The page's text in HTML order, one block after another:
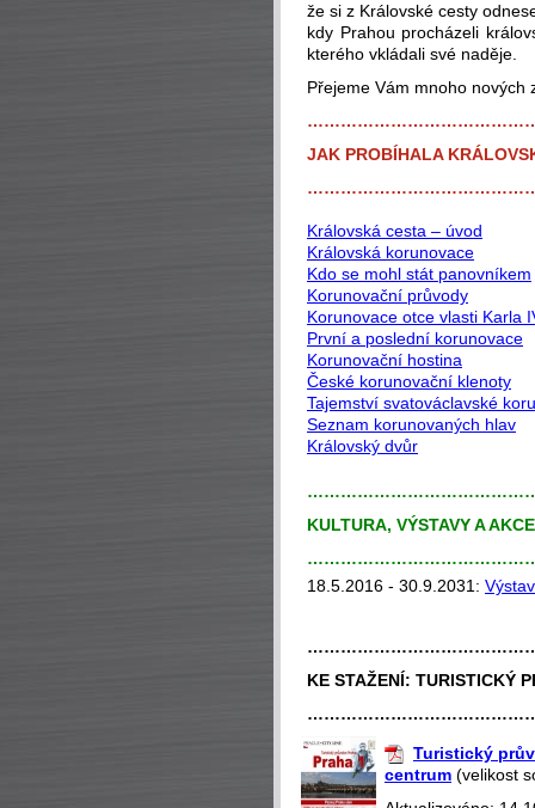
že si z Královské cesty
kdy Prahou procházeli
kterého vkládali své naděje.
Přejeme Vám mnoho nových
JAK PROBÍHALA
Královská cesta – úvod
Královská korunovace
Kdo se mohl stát panovníkem
Korunovační průvody
Korunovace otce vlasti Karla
První a poslední korunovace
Korunovační hostina
České korunovační klenoty
Tajemství svatováclavské
Seznam korunovaných hlav
Královský dvůr
KULTURA, VÝSTAVY A
18.5.2016 - 30.9.2031:
KE STAŽENÍ: TURISTICKÝ
Turistický
centrum (velikost